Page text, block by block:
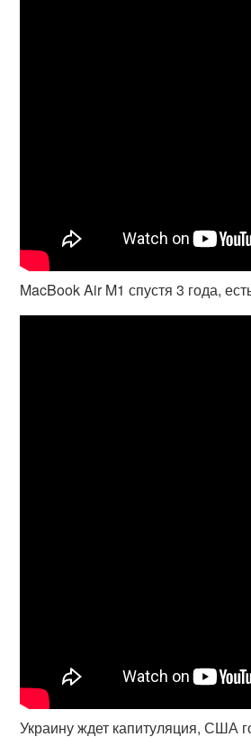
MacBook Air M1 спустя 3 года,
Украину ждет капитуляция, США